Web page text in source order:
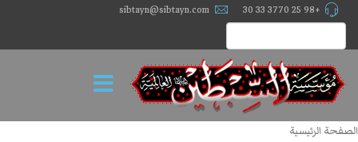
+98 25 3770 33 30
sibtayn@sibtayn.com
الصفحة الرئيسية